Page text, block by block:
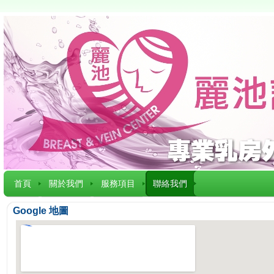
首頁 關於我們 服務項目 聯絡我們
Google 地圖